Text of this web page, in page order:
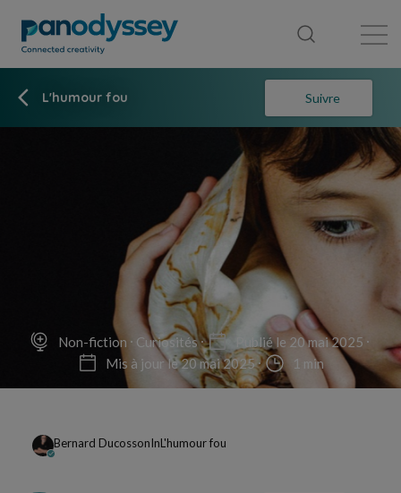
L'humour fou Suivre
Non-fiction Curiosités
Publié le 20 mai 2025
Mis à jour le 20 mai 2025
1 min
Bernard DucossonInL'humour fou